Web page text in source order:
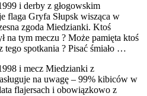
i derby z głogowskim
flaga Gryfa Słupsk wisząca w
zgoda Miedzianki. Ktoś
na tym meczu ? Może pamięta ktoś
tego spotkania ? Pisać śmiało …
i mecz Miedzianki z
na uwagę – 99% kibiców w
flajersach i obowiązkowo z